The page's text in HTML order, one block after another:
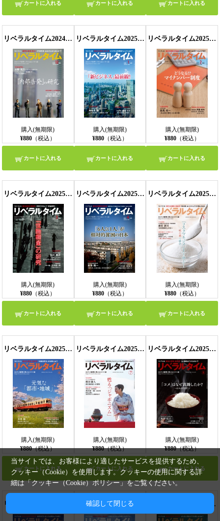
カートに入れる カートに入れる カートに入れる
リベラルタイム2024年12月号
購入(無期限)
¥880 （税込）
カートに入れる
リベラルタイム2025年1月号
購入(無期限)
¥880（税込）
カートに入れる
リベラルタイム2025年2月号
購入(無期限)
¥880（税込）
カートに入れる
リベラルタイム2025年3月号
購入(無期限)
¥880 （税込）
カートに入れる
リベラルタイム2025年4月号
購入(無期限)
¥880（税込）
カートに入れる
リベラルタイム2025年5月号
購入(無期限)
¥880（税込）
カートに入れる
リベラルタイム2025年6月号
購入(無期限)
¥880（税込）
カートに入れる
リベラルタイム2025年7月号
購入(無期限)
¥880（税込）
カートに入れる
リベラルタイム2025年8月号
購入(無期限)
¥880（税込）
カートに入れる
リベラルタイム2025年11月号
当サイトでは、お客様により適したサービスを提供するため、
クッキー（Cookie）を使用します。クッキーの使用に関する詳
細は「クッキー（Cookie）ポリシー」をご覧ください。
確認して閉じる